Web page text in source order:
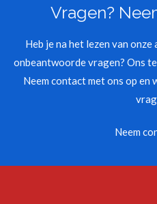
Vragen?
Heb je na het lezen van
onbeantwoorde vragen? Ons
Neem contact met ons op en
Neem